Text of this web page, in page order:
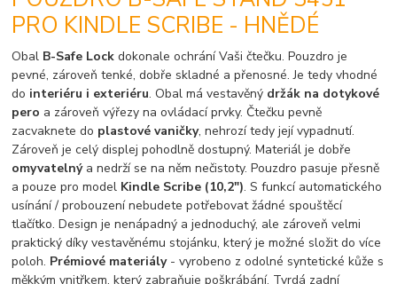
PRO KINDLE SCRIBE - HNĚDÉ
Obal B-Safe Lock dokonale ochrání Vaši čtečku. Pouzdro je
pevné, zároveň tenké, dobře skladné a přenosné. Je tedy vhodné
do interiéru i exteriéru. Obal má vestavěný držák na dotykové
pero a zároveň výřezy na ovládací prvky. Čtečku pevně
zacvaknete do plastové vaničky, nehrozí tedy její vypadnutí.
Zároveň je celý displej pohodlně dostupný. Materiál je dobře
omyvatelný a nedrží se na něm nečistoty. Pouzdro pasuje přesně
a pouze pro model Kindle Scribe (10,2"). S funkcí automatického
usínání / probouzení nebudete potřebovat žádné spouštěcí
tlačítko. Design je nenápadný a jednoduchý, ale zároveň velmi
praktický díky vestavěnému stojánku, který je možné složit do více
poloh. Prémiové materiály- vyrobeno z odolné syntetické kůže s
měkkým vnitřkem, který zabraňuje poškrábání. Tvrdá zadní